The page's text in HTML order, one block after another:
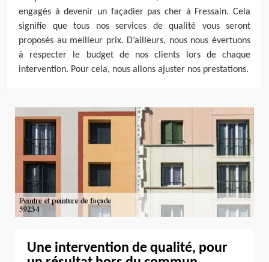
engagés à devenir un façadier pas cher à Fressain. Cela
signifie que tous nos services de qualité vous seront
proposés au meilleur prix. D’ailleurs, nous nous évertuons
à respecter le budget de nos clients lors de chaque
intervention. Pour cela, nous allons ajuster nos prestations.
Une intervention de qualité, pour